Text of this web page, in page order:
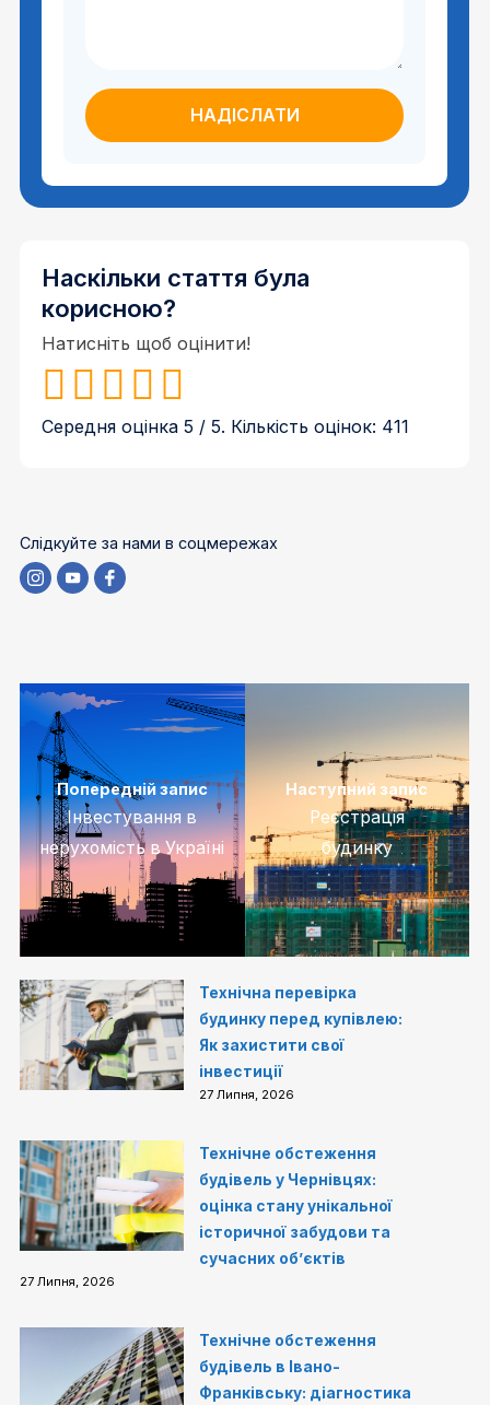
Наскільки стаття була
корисною?
Натисніть щоб оцінити!
Середня оцінка5 / 5. Кількість оцінок: 411
Слідкуйте за нами в соцмережах
Попередній запис
Інвестування в
нерухомість в Україні
Наступний запис
Реєстрація
будинку
Технічна перевірка
будинку перед купівлею:
Як захистити свої
інвестиції
27 Липня, 2026
Технічне обстеження
будівель у Чернівцях:
оцінка стану унікальної
історичної забудови та
сучасних об’єктів
27 Липня, 2026
Технічне обстеження
будівель в Івано-
Франківську: діагностика